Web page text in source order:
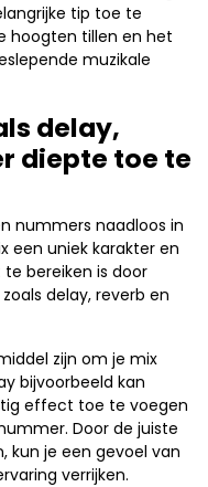
tip toe te
hoogten tillen en het
muzikale
delay,
diepte toe te
nummers naadloos in
een uniek karakter en
bereiken is door
delay, reverb en
zijn om je mix
bijvoorbeeld kan
effect toe te voegen
Door de juiste
kun je een gevoel van
verrijken.